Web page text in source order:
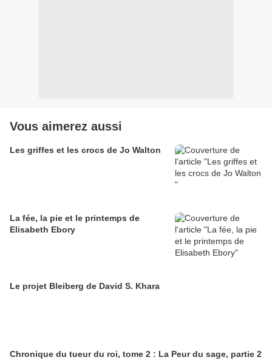
Vous aimerez aussi
Les griffes et les crocs de Jo Walton
La fée, la pie et le printemps de
Elisabeth Ebory
Le projet Bleiberg de David S. Khara
Chronique du tueur du roi, tome 2 : La Peur du sage, partie 2